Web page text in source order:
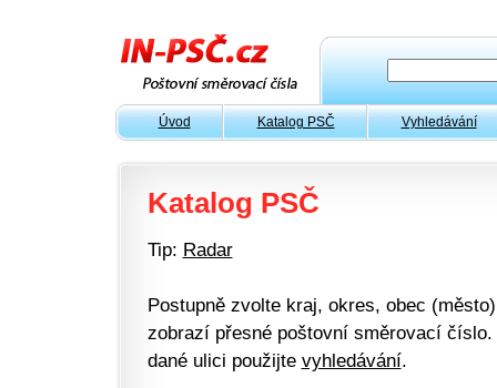
Úvod Katalog PSČ Vyhledávání
Katalog PSČ
Tip: Radar
Postupně zvolte kraj, okres, obec
zobrazí přesné poštovní směrovací
dané ulici použijte vyhledávání.